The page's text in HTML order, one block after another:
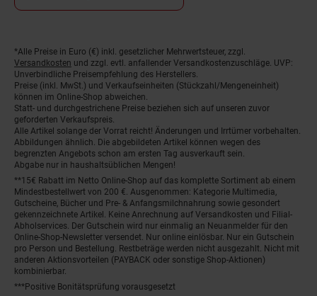
Fußnoten
*Alle Preise in Euro (€) inkl. gesetzlicher Mehrwertsteuer, zzgl.
Versandkosten und zzgl. evtl. anfallender Versandkostenzuschläge. UVP:
Unverbindliche Preisempfehlung des Herstellers.
Preise (inkl. MwSt.) und Verkaufseinheiten (Stückzahl/Mengeneinheit)
können im Online-Shop abweichen.
Statt- und durchgestrichene Preise beziehen sich auf unseren zuvor
geforderten Verkaufspreis.
Alle Artikel solange der Vorrat reicht! Änderungen und Irrtümer vorbehalten.
Abbildungen ähnlich. Die abgebildeten Artikel können wegen des
begrenzten Angebots schon am ersten Tag ausverkauft sein.
Abgabe nur in haushaltsüblichen Mengen!
**15€ Rabatt im Netto Online-Shop auf das komplette Sortiment ab einem
Mindestbestellwert von 200 €. Ausgenommen: Kategorie Multimedia,
Gutscheine, Bücher und Pre- & Anfangsmilchnahrung sowie gesondert
gekennzeichnete Artikel. Keine Anrechnung auf Versandkosten und Filial-
Abholservices. Der Gutschein wird nur einmalig an Neuanmelder für den
Online-Shop-Newsletter versendet. Nur online einlösbar. Nur ein Gutschein
pro Person und Bestellung. Restbeträge werden nicht ausgezahlt. Nicht mit
anderen Aktionsvorteilen (PAYBACK oder sonstige Shop-Aktionen)
kombinierbar.
***Positive Bonitätsprüfung vorausgesetzt